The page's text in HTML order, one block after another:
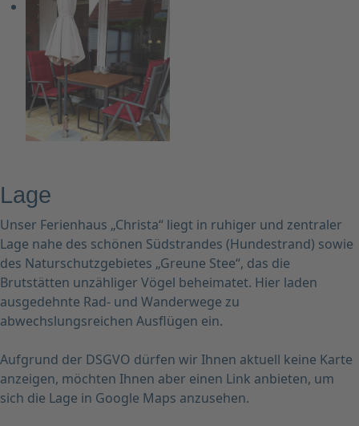
Lage
Unser Ferienhaus „Christa“ liegt in ruhiger und zentraler
Lage nahe des schönen Südstrandes (Hundestrand) sowie
des Naturschutzgebietes „Greune Stee“, das die
Brutstätten unzähliger Vögel beheimatet. Hier laden
ausgedehnte Rad- und Wanderwege zu
abwechslungsreichen Ausflügen ein.
Aufgrund der DSGVO dürfen wir Ihnen aktuell keine Karte
anzeigen, möchten Ihnen aber einen Link anbieten, um
sich die Lage in Google Maps anzusehen.